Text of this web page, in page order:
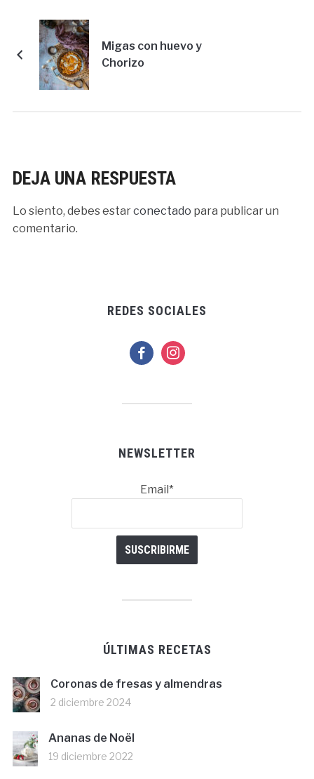
Migas con huevo y
Chorizo
DEJA UNA RESPUESTA
Lo siento, debes estarconectado para publicar un
comentario.
REDES SOCIALES
facebookinstagram
NEWSLETTER
Email*
ÚLTIMAS RECETAS
Coronas de fresas y almendras
2 diciembre 2024
Ananas de Noël
19 diciembre 2022